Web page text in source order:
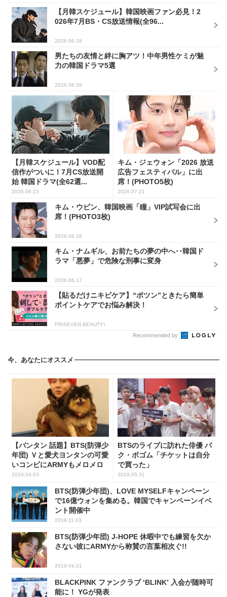
【月韓スケジュール】韓国映画ファン必見！2
026年7月BS・CS放送情報(全96...
2026.06.18
男たちの友情と絆に胸アツ！中年男性ケミが魅
力の韓国ドラマ5選
2026.06.09
【月韓スケジュール】VOD配
信作がついに！7月CS放送開
始 韓国ドラマ(全62選...
2026.06.23
キム・ジェウォン「2026 放送
広告フェスティバル」に出
席！(PHOTO5枚)
2026.07.21
キム・ウビン、韓国映画「瞳」VIP試写会に出
席！(PHOTO3枚)
2026.06.16
キム・ナムギル、お前たちの夢の中へ･･韓国ド
ラマ「悪夢」で危険な刑事に変身
2026.06.17
【貼るだけニキビケア】“ポツン”ときたら簡単
ポイントケアでお悩み解決！
PR(SEVEN BEAUTY)
Recommended by
今、あなたにオススメ
【バンタン 話題】BTS(防弾少
年団) Ｖと愛犬ヨンタンの可愛
いコンビにARMYもメロメロ
2019.04.03
BTSのライブに訪れた俳優 パ
ク・ボゴム「チケットは自分
で買った」
2019.05.31
BTS(防弾少年団)、LOVE MYSELFキャンペーン
で16億ウォンを集める。韓国でキャンペーンイベ
ント開催中
2018.11.03
BTS(防弾少年団) J-HOPE 休暇中でも練習を欠か
さない彼にARMYから称賛の言葉相次ぐ!!
2019.04.01
BLACKPINK ファンクラブ ‘BLINK’ 入会が随時可
能に！ YGが発表